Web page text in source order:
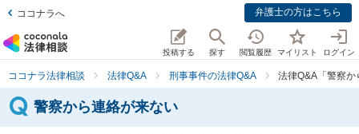
ココナラへ 弁護士の方はこちら
投稿する 探す 閲覧履歴 マイリスト ログイン
ココナラ法律相談 法律Q&A 刑事事件の法律Q&A 法律Q&A「警察
警察から連絡が来ない